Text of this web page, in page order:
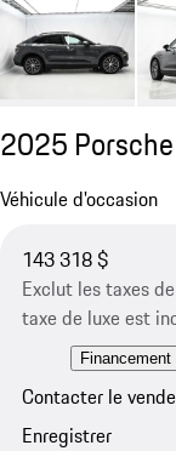
2025
Véhicule d'occasion
143 318 $
Exclut les taxes
taxe de luxe est
Financement
Contacter le
Enregistrer